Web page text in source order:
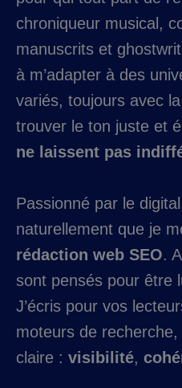
chroniqueur musical,
manuscrits et
à m’adapter à des
variés, toujours avec
trouver le ton juste et
ne laissent pas
Passionné par le
naturellement que je
rédaction web SEO.
sont pensés pour être
J’écris pour vos
moteurs de
claire : visibilité,